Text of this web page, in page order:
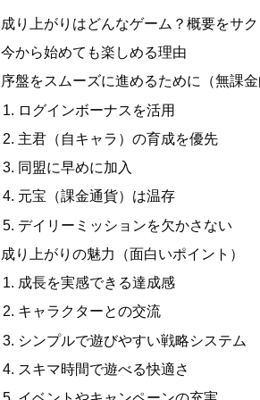
成り上がりはどんなゲーム？概要をサ
今から始めても楽しめる理由
序盤をスムーズに進めるために（無課金
ログインボーナスを活用
主君（自キャラ）の育成を優先
同盟に早めに加入
元宝（課金通貨）は温存
デイリーミッションを欠かさない
成り上がりの魅力（面白いポイント）
成長を実感できる達成感
キャラクターとの交流
シンプルで遊びやすい戦略システム
スキマ時間で遊べる快適さ